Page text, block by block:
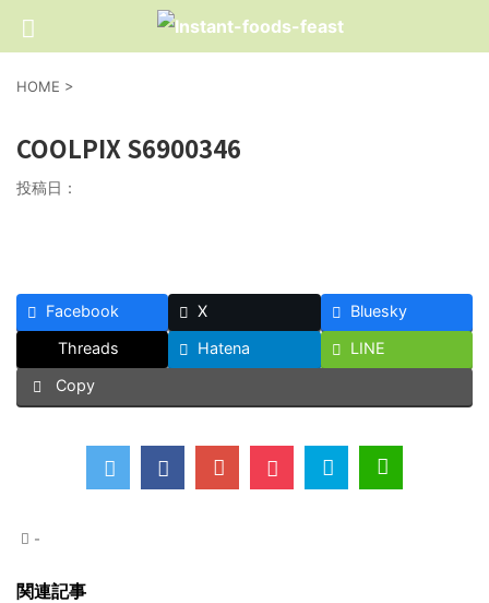
HOME >
COOLPIX S6900346
投稿日：
Facebook X
Bluesky
Threads
Hatena
LINE
Copy
-
関連記事